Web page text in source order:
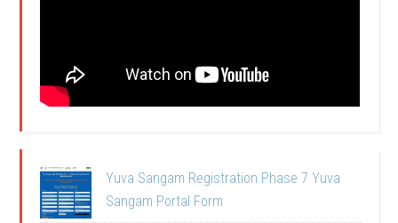
Yuva Sangam Registration Phase 7 Yuva
Sangam Portal Form